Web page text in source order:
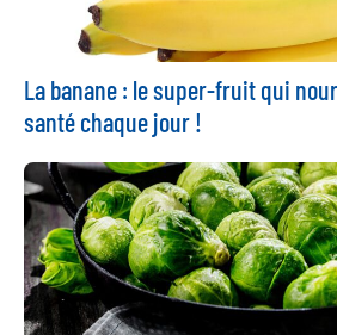
La banane : le super-fruit qui
santé chaque jour !